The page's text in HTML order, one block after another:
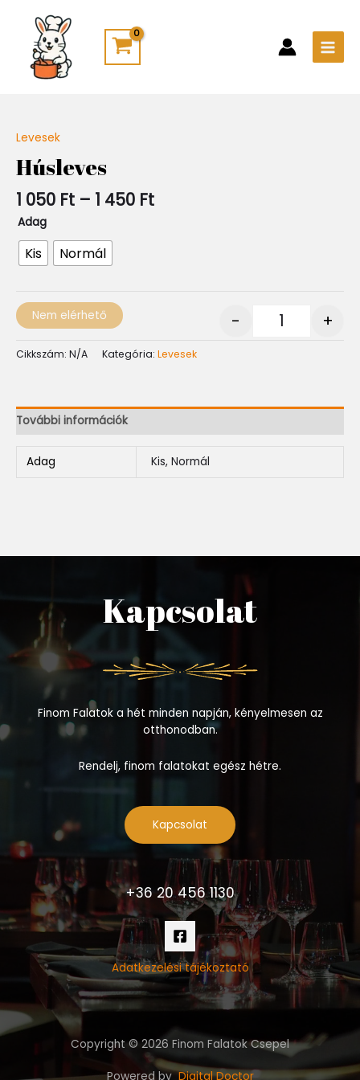
content
Levesek
Húsleves
1 050 Ft – 1 450 Ft-
1
Adag
Kis Normál
- +
Nem elérhető
Cikkszám: N/A Kategória: Levesek
További információk
Adag Kis, Normál
Kapcsolat
Finom Falatok a hét minden napján, kényelmesen az
otthonodban.
Rendelj, finom falatokat egész hétre.
Kapcsolat
+36 20 456 1130
Adatkezelési tájékoztató
Copyright © 2026 Finom Falatok Csepel
Powered byDigital Doctor